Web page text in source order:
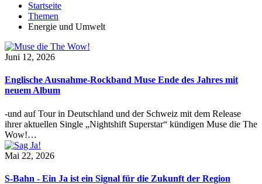
Startseite
Themen
Energie und Umwelt
Juni 12, 2026
Englische Ausnahme-Rockband Muse Ende des Jahres mit
neuem Album
-und auf Tour in Deutschland und der Schweiz mit dem Release
ihrer aktuellen Single „Nightshift Superstar“ kündigen Muse die The
Wow!…
Mai 22, 2026
S-Bahn - Ein Ja ist ein Signal für die Zukunft der Region